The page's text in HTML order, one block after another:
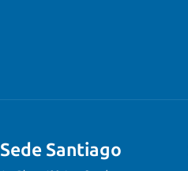
Sede Santiago